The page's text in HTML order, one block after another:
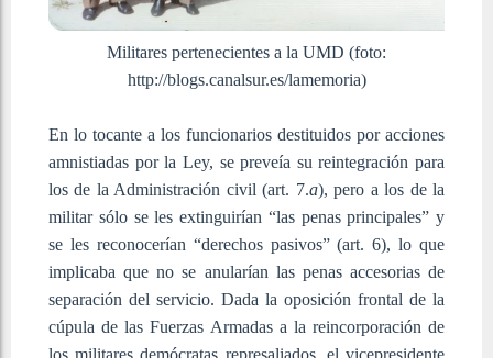
Militares pertenecientes a la UMD (foto:
http://blogs.canalsur.es/lamemoria)
En lo tocante a los funcionarios destituidos por acciones
amnistiadas por la Ley, se preveía su reintegración para
los de la Administración civil (art. 7.a), pero a los de la
militar sólo se les extinguirían “las penas principales” y
se les reconocerían “derechos pasivos” (art. 6), lo que
implicaba que no se anularían las penas accesorias de
separación del servicio. Dada la oposición frontal de la
cúpula de las Fuerzas Armadas a la reincorporación de